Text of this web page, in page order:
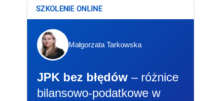
SZKOLENIE ONLINE
Małgorzata Tarkowska
JPK bez błędów – różnice
bilansowo-podatkowe w